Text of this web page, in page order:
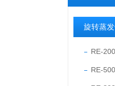
旋转蒸
RE-
RE-